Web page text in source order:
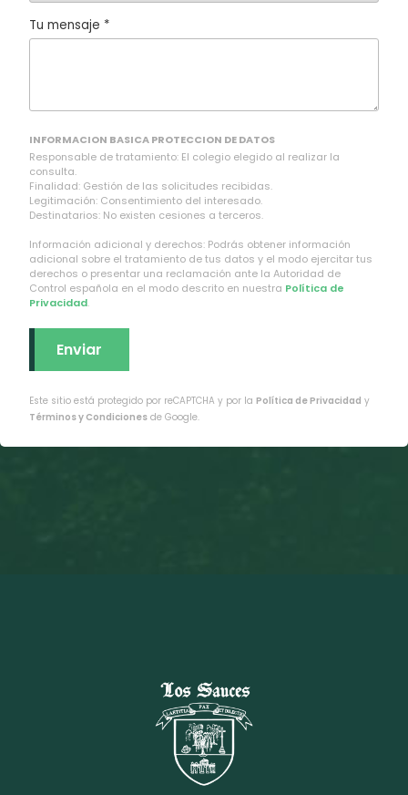
Tu mensaje *
INFORMACION BASICA PROTECCION DE DATOS
Responsable de tratamiento: El colegio elegido al realizar la
consulta.
Finalidad: Gestión de las solicitudes recibidas.
Legitimación: Consentimiento del interesado.
Destinatarios: No existen cesiones a terceros.
Información adicional y derechos: Podrás obtener información
adicional sobre el tratamiento de tus datos y el modo ejercitar tus
derechos o presentar una reclamación ante la Autoridad de
Control española en el modo descrito en nuestra Política de
Privacidad.
Este sitio está protegido por reCAPTCHA y por la Política de Privacidad y
Términos y Condiciones de Google.